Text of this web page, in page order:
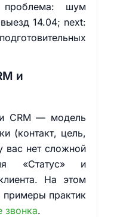
проблема: шум
14.04; next:
и
CRM — модель
(контакт, цель,
вас нет сложной
«Статус» и
На этом
примеры практик
звонка.